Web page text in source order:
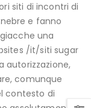
siti di incontri di
e fanno
una
/it/siti sugar
autorizzazione,
comunque
contesto di